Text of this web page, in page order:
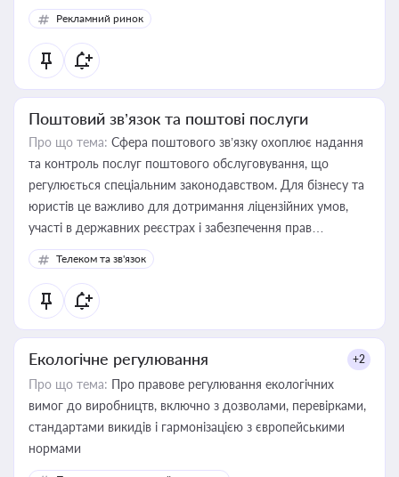
Рекламний ринок
Поштовий зв’язок та поштові послуги
Про що тема: Сфера поштового зв’язку охоплює надання
та контроль послуг поштового обслуговування, що
регулюється спеціальним законодавством. Для бізнесу та
юристів це важливо для дотримання ліцензійних умов,
участі в державних реєстрах і забезпечення прав
споживачів.
Телеком та зв'язок
Екологічне регулювання +2
Про що тема: Про правове регулювання екологічних
вимог до виробництв, включно з дозволами, перевірками,
стандартами викидів і гармонізацією з європейськими
нормами